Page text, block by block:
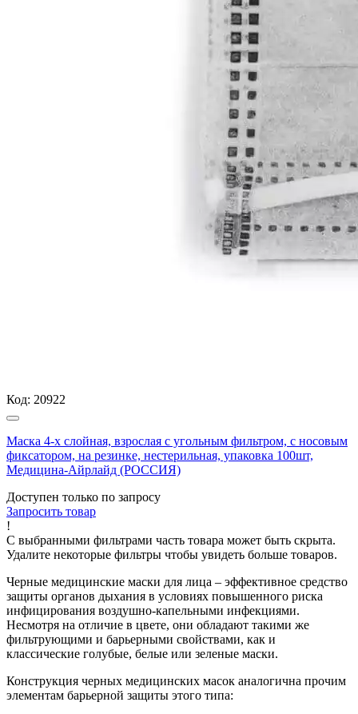
Код: 20922
Маска 4-х слойная, взрослая с угольным фильтром, с носовым
фиксатором, на резинке, нестерильная, упаковка 100шт,
Медицина-Айрлайд (РОССИЯ)
Доступен только по запросу
Запросить товар
!
С выбранными фильтрами часть товара может быть скрыта.
Удалите некоторые фильтры чтобы увидеть больше товаров.
Черные медицинские маски для лица – эффективное средство
защиты органов дыхания в условиях повышенного риска
инфицирования воздушно-капельными инфекциями.
Несмотря на отличие в цвете, они обладают такими же
фильтрующими и барьерными свойствами, как и
классические голубые, белые или зеленые маски.
Конструкция черных медицинских масок аналогична прочим
элементам барьерной защиты этого типа: